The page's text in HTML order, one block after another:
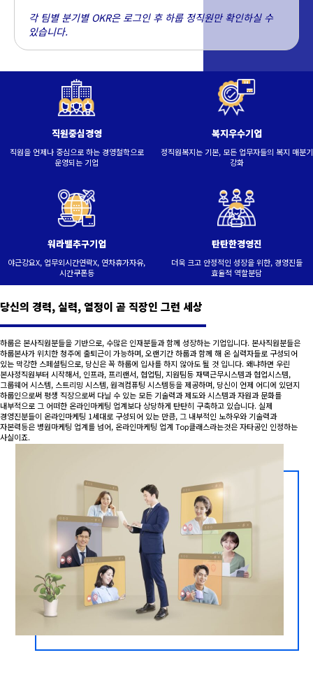
각 팀별 분기별 OKR은 로그인 후 하룹 정직원만 확인하실 수
있습니다.
직원중심경영
직원을 언제나 중심으로 하는 경영철학으로
운영되는 기업
복지우수기업
정직원복지는 기본, 모든 업무자들의 복지 매분기
강화
워라밸추구기업
야근강요X, 업무외시간연락X, 연차휴가자유,
시간쿠폰등
탄탄한경영진
더욱 크고 안정적인 성장을 위한, 경영진들
효율적 역할분담
당신의 경력, 실력, 열정이 곧 직장인 그런 세상
하룹은 본사직원분들을 기반으로, 수많은 인재분들과 함께 성장하는 기업입니다. 본사직원분들은
하룹본사가 위치한 청주에 출퇴근이 가능하며, 오랜기간 하룹과 함께 해 온 실력자들로 구성되어
있는 막강한 스페셜팀으로, 당신은 꼭 하룹에 입사를 하지 않아도 될 것 입니다. 왜냐하면 우린
본사정직원부터 시작해서, 인프라, 프리랜서, 협업팀, 지원팀등 재택근무시스템과 협업시스템,
그룹웨어 시스템, 스트리밍 시스템, 원격컴퓨팅 시스템등을 제공하며, 당신이 언제 어디에 있던지
하룹인으로써 평생 직장으로써 다닐 수 있는 모든 기술력과 제도와 시스템과 자원과 문화를
내부적으로 그 어떠한 온라인마케팅 업계보다 상당하게 탄탄히 구축하고 있습니다. 실제
경영진분들이 온라인마케팅 1세대로 구성되어 있는 만큼, 그 내부적인 노하우와 기술력과
자본력등은 병원마케팅 업계를 넘어, 온라인마케팅 업계 Top클래스라는것은 자타공인 인정하는
사실이죠.